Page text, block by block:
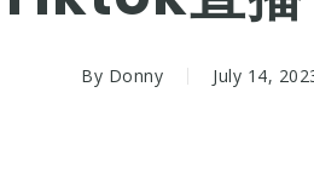
By Donny July 14,